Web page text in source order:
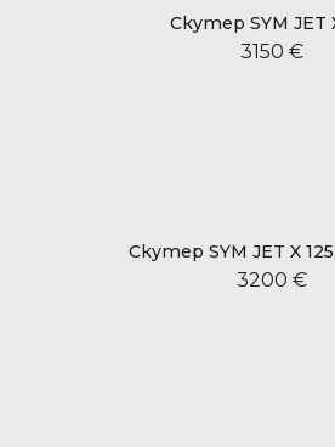
Скутер SYM JET
3150 €
Скутер SYM JET X 125
3200 €